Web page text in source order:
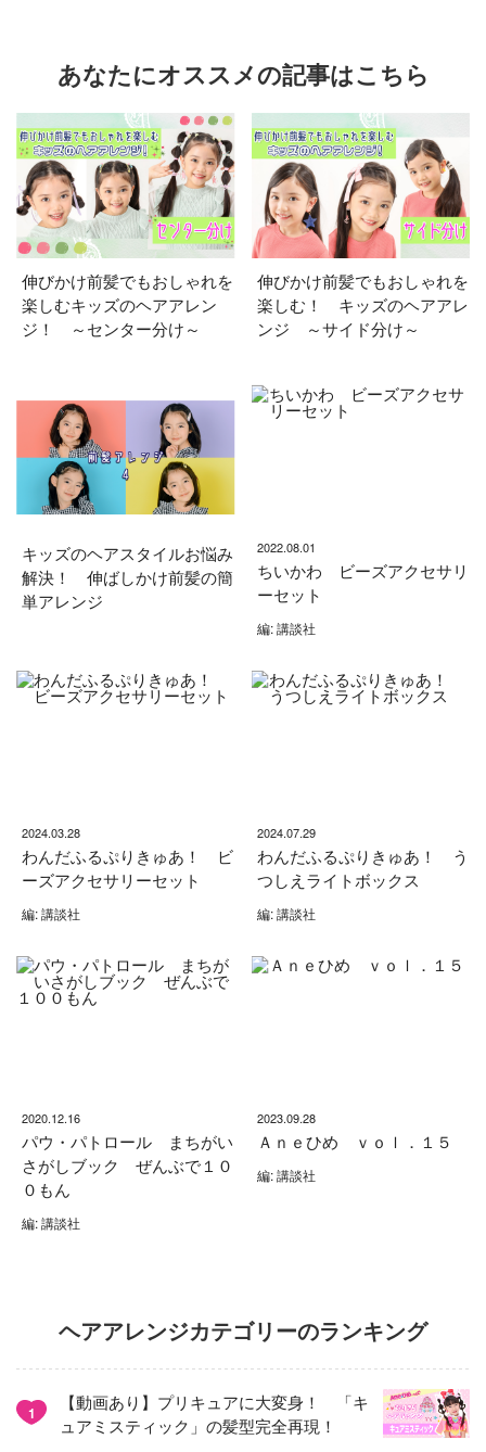
あなたにオススメの記事はこちら
伸びかけ前髪でもおしゃれを
楽しむキッズのヘアアレン
ジ！ ～センター分け～
伸びかけ前髪でもおしゃれを
楽しむ！ キッズのヘアアレ
ンジ ～サイド分け～
キッズのヘアスタイルお悩み
解決！ 伸ばしかけ前髪の簡
単アレンジ
2022.08.01
ちいかわ ビーズアクセサリ
ーセット
編: 講談社
2024.03.28
わんだふるぷりきゅあ！ ビ
ーズアクセサリーセット
編: 講談社
2024.07.29
わんだふるぷりきゅあ！ う
つしえライトボックス
編: 講談社
2020.12.16
パウ・パトロール まちがい
さがしブック ぜんぶで１０
０もん
編: 講談社
2023.09.28
Ａｎｅひめ ｖｏｌ．１５
編: 講談社
ヘアアレンジカテゴリーのランキング
1
【動画あり】プリキュアに大変身！ 「キ
ュアミスティック」の髪型完全再現！